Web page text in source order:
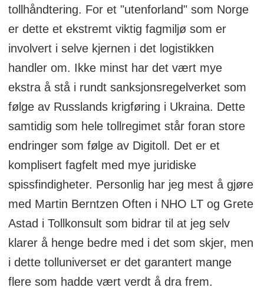
tollhåndtering. For et "utenforland" som Norge
er dette et ekstremt viktig fagmiljø som er
involvert i selve kjernen i det logistikken
handler om. Ikke minst har det vært mye
ekstra å stå i rundt sanksjonsregelverket som
følge av Russlands krigføring i Ukraina. Dette
samtidig som hele tollregimet står foran store
endringer som følge av Digitoll. Det er et
komplisert fagfelt med mye juridiske
spissfindigheter. Personlig har jeg mest å gjøre
med Martin Berntzen Often i NHO LT og Grete
Astad i Tollkonsult som bidrar til at jeg selv
klarer å henge bedre med i det som skjer, men
i dette tolluniverset er det garantert mange
flere som hadde vært verdt å dra frem.